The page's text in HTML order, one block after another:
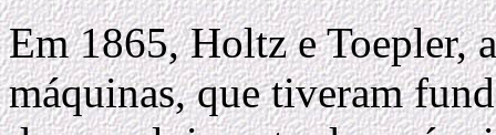
Em 1865, Holtz e Toepler,
máquinas, que tiveram